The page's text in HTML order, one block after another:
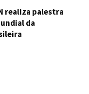
realiza palestra
da